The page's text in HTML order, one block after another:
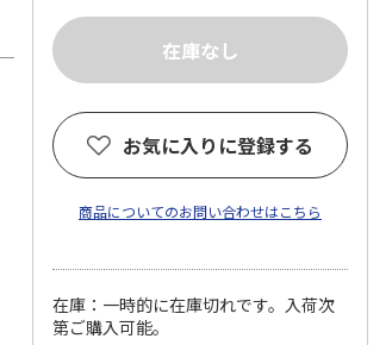
お気に入りに登録する
商品についてのお問い合わせはこちら
在庫：一時的に在庫切れです。入荷次
第ご購入可能。